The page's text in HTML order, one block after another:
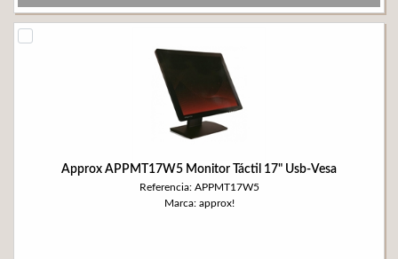
Approx APPMT17W5 Monitor Táctil 17" Usb-Vesa
Referencia: APPMT17W5
Marca: approx!